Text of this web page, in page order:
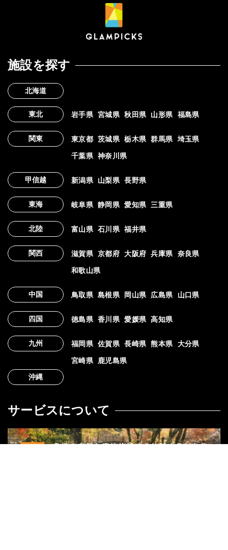
施設を探す
北海道
東北 岩手県 宮城県 秋田県 山形県 福島県
関東 東京都 茨城県 栃木県 群馬県 埼玉県
千葉県 神奈川県
甲信越 新潟県 山梨県 長野県
東海 岐阜県 静岡県 愛知県 三重県
北陸 富山県 石川県 福井県
関西 滋賀県 京都府 大阪府 兵庫県 奈良県
和歌山県
中国 鳥取県 島根県 岡山県 広島県 山口県
四国 徳島県 香川県 愛媛県 高知県
九州 福岡県 佐賀県 長崎県 熊本県 大分県
宮崎県
鹿児島県
沖縄
サービスについて